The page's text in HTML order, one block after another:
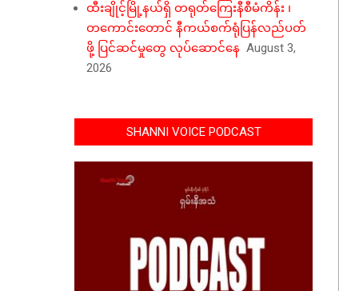
ထီးချိုင့်မြို့နယ်ရှိ တရုတ်ကြေးနီစီမံကိန်း ၊
တကောင်းတောင် နီကယ်စက်ရုံပြန်လည်ပတ်
ဖို့ ပြင်ဆင်မှုတွေ လုပ်ဆောင်နေ August 3,
2026
SHANNI VOICE PODCAST